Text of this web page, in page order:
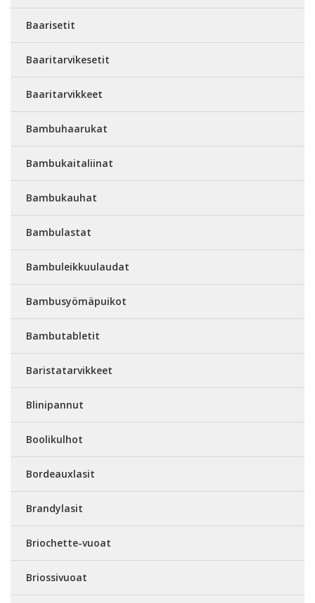
Baarisetit
Baaritarvikesetit
Baaritarvikkeet
Bambuhaarukat
Bambukaitaliinat
Bambukauhat
Bambulastat
Bambuleikkuulaudat
Bambusyömäpuikot
Bambutabletit
Baristatarvikkeet
Blinipannut
Boolikulhot
Bordeauxlasit
Brandylasit
Briochette-vuoat
Briossivuoat